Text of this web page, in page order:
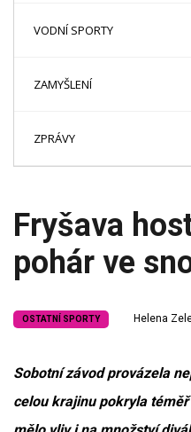
VODNÍ SPORTY
ZAMYŠLENÍ
ZPRÁVY
Fryšava
pohár ve
OSTATNÍ SPORTY Helena
Sobotní závod provázela
celou krajinu pokryla